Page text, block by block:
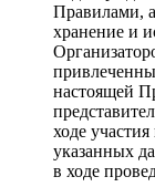
Правилами, а
хранение и
настоящей
ходе
указанных
в ходе